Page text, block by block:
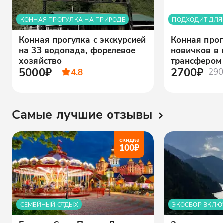
КОННАЯ ПРОГУЛКА НА ПРИРОДЕ
Конная прогулка с экскурсией
на 33 водопада, форелевое
хозяйство
5000₽ 4.8
ПОДХОДИТ ДЛЯ
Конная
новичков в
трансфером
2700₽
Самые лучшие отзывы
скидка
100₽
СЕМЕЙНЫЙ ОТДЫХ ЭКОСБОР